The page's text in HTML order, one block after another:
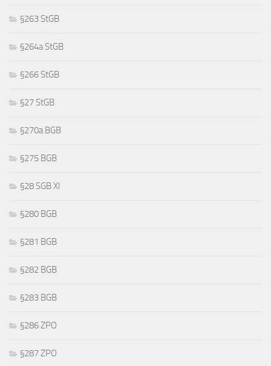
§263 StGB
§264a StGB
§266 StGB
§27 StGB
§270a BGB
§275 BGB
§28 SGB XI
§280 BGB
§281 BGB
§282 BGB
§283 BGB
§286 ZPO
§287 ZPO